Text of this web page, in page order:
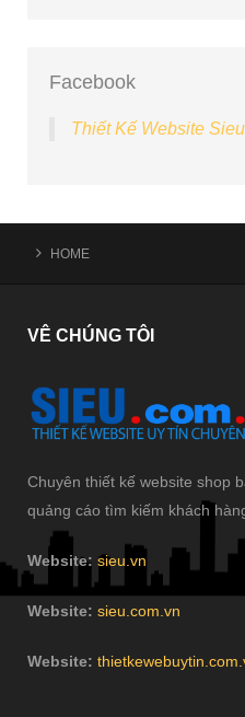
Facebook
Thiết Kế Website
HOME
VÊ CHÚNG TÔI
Chuyên thiết kế website shop
quảng cáo tìm kiếm khách
Website: sieu.vn
Website: sieu.com.vn
Website: